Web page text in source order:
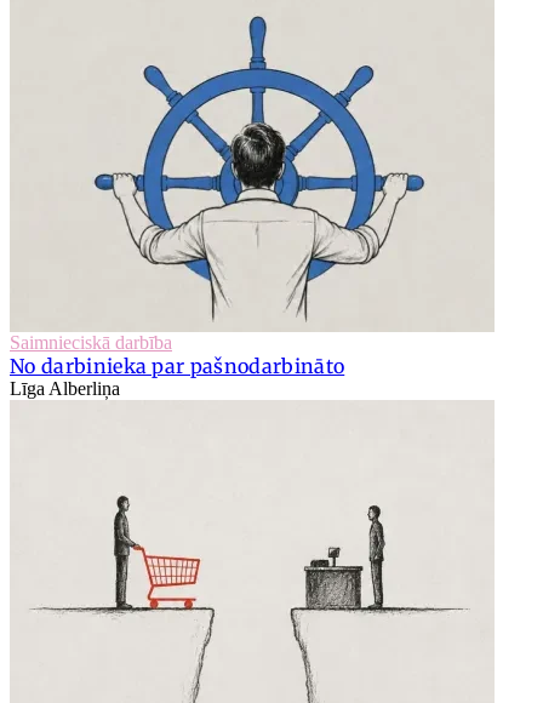
Saimnieciskā darbība
No darbinieka par pašnodarbināto
Līga Alberliņa